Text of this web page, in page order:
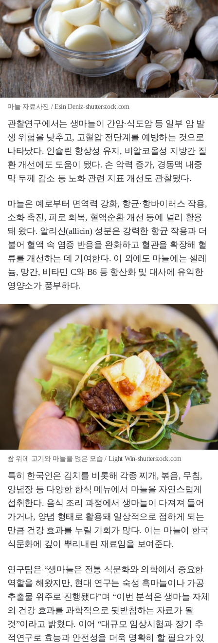
마늘 자료사진 / Esin Deniz-shutterstock.com
관찰연구에서는 생마늘이 간암·식도암 등 일부 암 발
생 위험을 낮추고, 고혈압 전단계를 예방하는 것으로
나타났다. 인슐린 항상성 유지, 비알코올성 지방간 질
환 개선에도 도움이 됐다. 손 악력 증가, 경동맥 내중
막 두께 감소 등 노화 관련 지표 개선도 관찰됐다.
마늘은 예로부터 면역력 강화, 항균·항바이러스 작용,
소화 촉진, 피로 회복, 혈액순환 개선 등에 널리 활용
돼 왔다. 알리신(allicin) 성분은 강력한 항균 작용과 더
불어 혈액 속 염증 반응을 완화하고 혈관을 확장해 혈
류를 개선하는 데 기여한다. 이 외에도 마늘에는 셀레
늄, 망간, 비타민 C와 B6 등 항산화 및 대사에 유익한
영양소가 풍부하다.
쌈 위에 고기와 마늘을 얹은 모습 / Light Win-shutterstock.com
특히 한국인은 김치를 비롯해 각종 찌개, 볶음, 무침,
양념장 등 다양한 한식 메뉴에서 마늘을 자연스럽게
섭취한다. 음식 조리 과정에서 생마늘이 다져져 들어
가거나, 양념 형태로 활용돼 일상적으로 접하게 되는
만큼 건강 효과를 누릴 기회가 많다. 이는 마늘이 한국
식문화에 깊이 뿌리내린 재료임을 보여준다.
연구팀은 “생마늘은 전통 식문화와 의학에서 중요한
역할을 해왔지만, 현대 연구는 숙성 흑마늘이나 가공
추출물 위주로 진행됐다”며 “이번 분석은 생마늘 자체
의 건강 효과를 과학적으로 뒷받침하는 자료가 될
것”이라고 밝혔다. 이어 “대규모 임상시험과 장기 추
적연구로 효능과 안전성을 더욱 명확히 할 필요가 있